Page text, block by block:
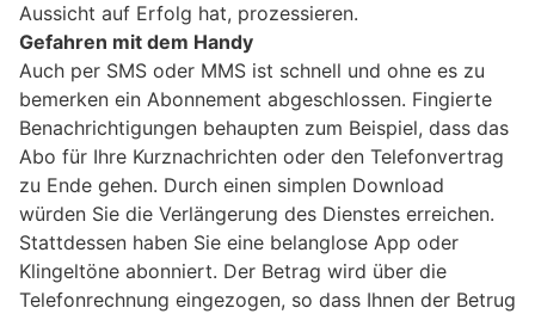
Aussicht auf Erfolg hat, prozessieren.
Gefahren mit dem Handy
Auch per SMS oder MMS ist schnell und ohne es zu
bemerken ein Abonnement abgeschlossen. Fingierte
Benachrichtigungen behaupten zum Beispiel, dass das
Abo für Ihre Kurznachrichten oder den Telefonvertrag
zu Ende gehen. Durch einen simplen Download
würden Sie die Verlängerung des Dienstes erreichen.
Stattdessen haben Sie eine belanglose App oder
Klingeltöne abonniert. Der Betrag wird über die
Telefonrechnung eingezogen, so dass Ihnen der Betrug